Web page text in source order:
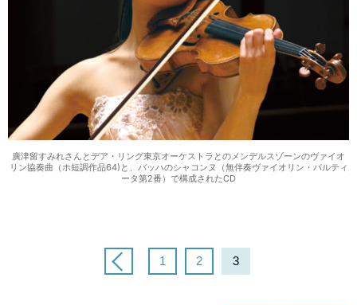
廣津留すみれさんとデア・リング東京オーケストラとのメンデルスゾーンのヴァイオ
リン協奏曲（ホ短調作品64)と、バッハのシャコンヌ（無伴奏ヴァイオリン・パルティ
ータ第2番）で構成されたCD
1 2 3